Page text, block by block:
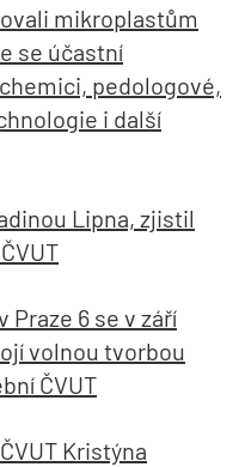
mikroplastům
se účastní
pedologové,
i další
Lipna, zjistil
Praze 6 se v září
volnou tvorbou
ČVUT
Kristýna